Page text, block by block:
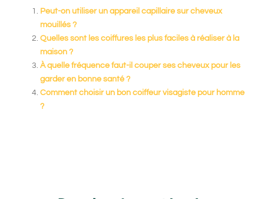
Peut-on utiliser un appareil capillaire sur cheveux
mouillés ?
Quelles sont les coiffures les plus faciles à réaliser à la
maison ?
À quelle fréquence faut-il couper ses cheveux pour les
garder en bonne santé ?
Comment choisir un bon coiffeur visagiste pour homme
?